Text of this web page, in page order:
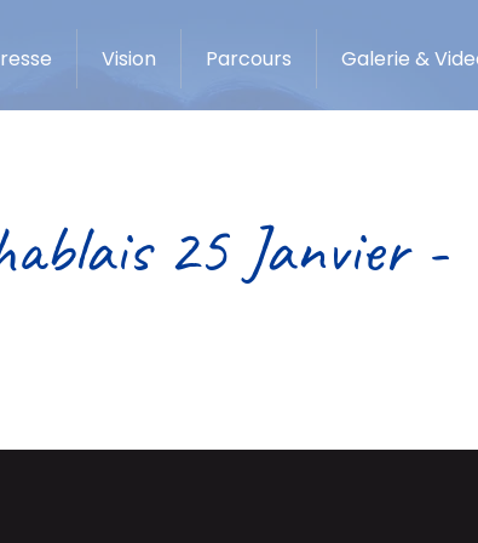
Vision Parcours Galerie &
25 Janvier -